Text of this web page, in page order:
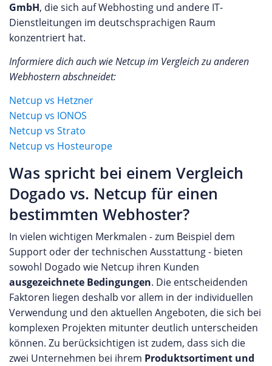
GmbH, die sich auf Webhosting und andere IT-
Dienstleitungen im deutschsprachigen Raum
konzentriert hat.
Informiere dich auch wie Netcup im Vergleich zu anderen
Webhostern abschneidet:
Netcup vs Hetzner
Netcup vs IONOS
Netcup vs Strato
Netcup vs Hosteurope
Was spricht bei einem Vergleich
Dogado vs. Netcup für einen
bestimmten Webhoster?
In vielen wichtigen Merkmalen - zum Beispiel dem
Support oder der technischen Ausstattung - bieten
sowohl Dogado wie Netcup ihren Kunden
ausgezeichnete Bedingungen. Die entscheidenden
Faktoren liegen deshalb vor allem in der individuellen
Verwendung und den aktuellen Angeboten, die sich bei
komplexen Projekten mitunter deutlich unterscheiden
können. Zu berücksichtigen ist zudem, dass sich die
zwei Unternehmen bei ihrem Produktsortiment und